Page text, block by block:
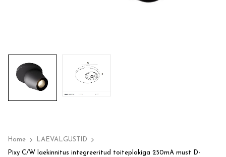
Home
LAEVALGUSTID
Pixy C/W laekinnitus integreeritud toiteplokiga 250mA must D-